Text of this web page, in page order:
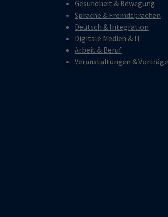
Gesundheit & Bewegung
Sprache & Fremdsprachen
Deutsch & Integration
Digitale Medien & IT
Arbeit & Beruf
Veranstaltungen & Vorträge